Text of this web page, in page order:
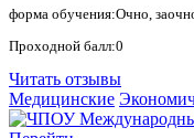
форма обучения:Очно,
Проходной балл:0
Читать отзывы
Медицинские